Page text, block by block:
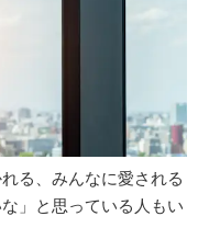
る、みんなに愛される
」と思っている人もい